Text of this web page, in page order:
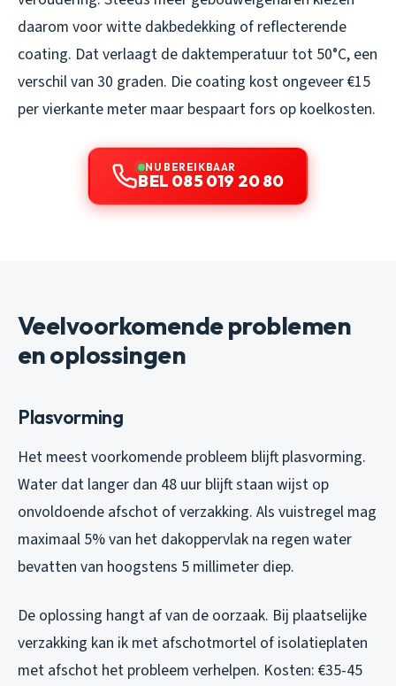
daarom voor witte dakbedekking of reflecterende
coating. Dat verlaagt de daktemperatuur tot 50°C, een
verschil van 30 graden. Die coating kost ongeveer €15
per vierkante meter maar bespaart fors op koelkosten.
NU BEREIKBAAR
BEL 085 019 20 80
Veelvoorkomende problemen
en oplossingen
Plasvorming
Het meest voorkomende probleem blijft plasvorming.
Water dat langer dan 48 uur blijft staan wijst op
onvoldoende afschot of verzakking. Als vuistregel mag
maximaal 5% van het dakoppervlak na regen water
bevatten van hoogstens 5 millimeter diep.
De oplossing hangt af van de oorzaak. Bij plaatselijke
verzakking kan ik met afschotmortel of isolatieplaten
met afschot het probleem verhelpen. Kosten: €35-45